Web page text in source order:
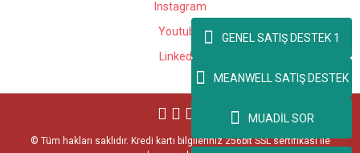
Instagram
Youtube
Linkedin
© Tüm hakları saklıdır. Kredi kartı bilgileriniz 256bit SSL sertifikası ile
GENEL SATIŞ DESTEK 1
MEANWELL SATIŞ DESTEK
MUADİL SOR